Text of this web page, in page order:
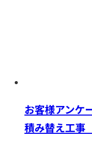
お客様アン
積み替え工